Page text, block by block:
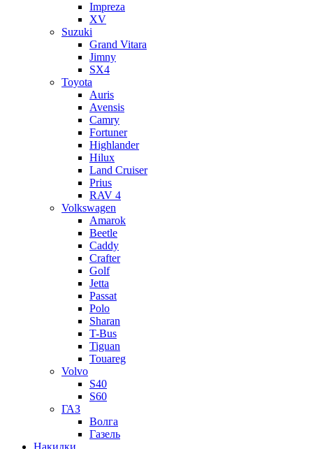
Impreza
XV
Suzuki
Grand Vitara
Jimny
SX4
Toyota
Auris
Avensis
Camry
Fortuner
Highlander
Hilux
Land Cruiser
Prius
RAV 4
Volkswagen
Amarok
Beetle
Caddy
Crafter
Golf
Jetta
Passat
Polo
Sharan
T-Bus
Tiguan
Touareg
Volvo
S40
S60
ГАЗ
Волга
Газель
Накидки